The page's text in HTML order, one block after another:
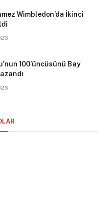
Wimbledon’da İkinci
100’üncüsünü Bay